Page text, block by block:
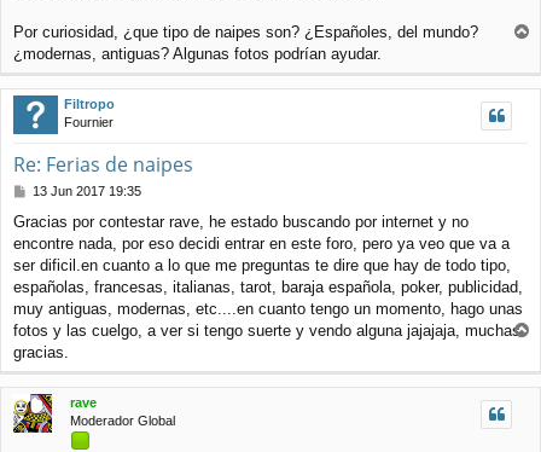
Por curiosidad, ¿que tipo de naipes son? ¿Españoles, del mundo?
¿modernas, antiguas? Algunas fotos podrían ayudar.
i
Filtropo
Fournier
Re: Ferias de naipes
M
n
s
a
e
13 Jun 2017 19:35
Gracias por contestar rave, he estado buscando por internet y no
encontre nada, por eso decidi entrar en este foro, pero ya veo que va a
ser dificil.en cuanto a lo que me preguntas te dire que hay de todo tipo,
españolas, francesas, italianas, tarot, baraja española, poker, publicidad,
muy antiguas, modernas, etc....en cuanto tengo un momento, hago unas
fotos y las cuelgo, a ver si tengo suerte y vendo alguna jajajaja, muchas
gracias.
r
i
rave
Moderador Global